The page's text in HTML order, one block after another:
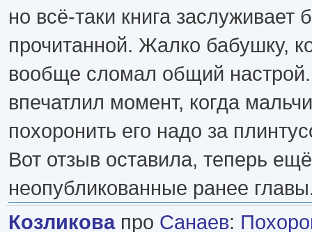
но всё-таки книга заслуживает
прочитанной. Жалко бабушку,
вообще сломал общий
впечатлил момент, когда
похоронить его надо за
Вот отзыв оставила, теперь
неопубликованные ранее
Козликовапро Санаев: